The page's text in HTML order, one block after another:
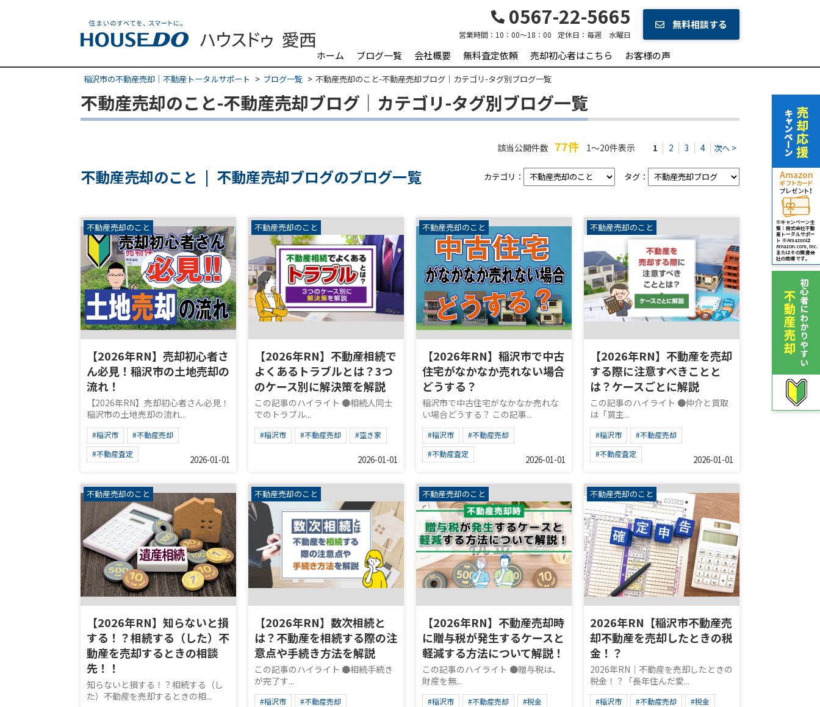
0567-22-5665
営業時間： 10：00～18：00 定休日： 毎週 水曜日
無料相談する
ホーム ブログ一覧 会社概要 無料査定依頼 売却初心者はこちら お客様の声
稲沢市の不動産売却｜不動産トータルサポート ブログ一覧 不動産売却のこと-不動産売却ブログ｜カテゴリ-タグ別ブログ一覧
不動産売却のこと-不動産売却ブログ｜カテゴリ-タグ別ブログ一覧
該当公開件数 77件 1～20件表示 1 2 3 4 次へ >
不動産売却のこと | 不動産売却ブログのブログ一覧 カテゴリ： タグ：
不動産売却のこと
【2026年RN】売却初心者さ
ん必見！稲沢市の土地売却の
流れ！
【2026年RN】売却初心者さん必見！
稲沢市の土地売却の流れ...
#稲沢市
#不動産売却
#不動産査定
2026-01-01
不動産売却のこと
【2026年RN】不動産相続で
よくあるトラブルとは？3つ
のケース別に解決策を解説
この記事のハイライト ●相続人同士
でのトラブル...
#稲沢市 #不動産売却 #空き家
2026-01-01
不動産売却のこと
【2026年RN】稲沢市で中古
住宅がなかなか売れない場合
どうする？
稲沢市で中古住宅がなかなか売れな
い場合どうする？ この記事...
#稲沢市
#不動産売却
#不動産査定
2026-01-01
不動産売却のこと
【2026年RN】不動産を売却
する際に注意すべきことと
は？ケースごとに解説
この記事のハイライト ●仲介と買取
は「買主...
#稲沢市
#不動産売却
#不動産査定
2026-01-01
不動産売却のこと
【2026年RN】知らないと損
する！？相続する（した）不
動産を売却するときの相談
先！！
知らないと損する！？相続する（し
た）不動産を売却するときの相...
不動産売却のこと
【2026年RN】数次相続と
は？不動産を相続する際の注
意点や手続き方法を解説
この記事のハイライト ●相続手続き
が完了す...
#稲沢市
#不動産売却
不動産売却のこと
【2026年RN】不動産売却時
に贈与税が発生するケースと
軽減する方法について解説！
この記事のハイライト ●贈与税は、
財産を無...
#稲沢市 #不動産売却 #税金
不動産売却のこと
2026年RN【稲沢市不動産売
却不動産を売却したときの税
金！？
2026年RN｜不動産を売却したときの
税金！？「長年住んだ愛...
#稲沢市 #不動産売却 #税金